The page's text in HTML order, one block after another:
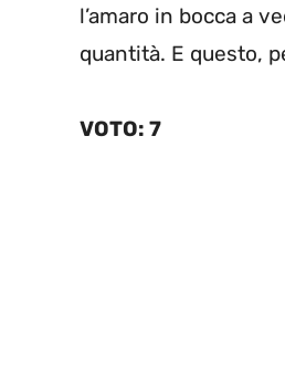
l’amaro in bocca a
quantità. E questo,
VOTO: 7